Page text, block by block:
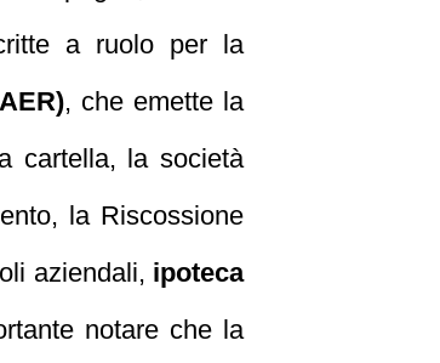
a ruolo per la
, che emette la
cartella, la società
la Riscossione
aziendali, ipoteca
notare che la